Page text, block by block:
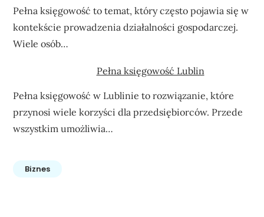
Pełna księgowość to temat, który często pojawia się w
kontekście prowadzenia działalności gospodarczej.
Wiele osób…
Pełna księgowość Lublin
Pełna księgowość w Lublinie to rozwiązanie, które
przynosi wiele korzyści dla przedsiębiorców. Przede
wszystkim umożliwia…
Biznes